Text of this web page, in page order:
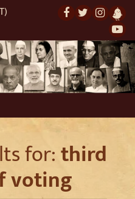
for:third
voting